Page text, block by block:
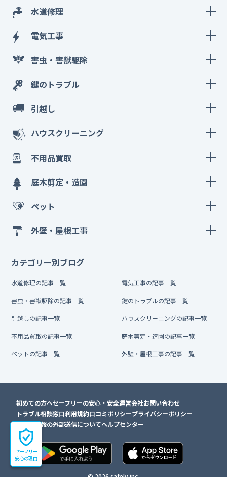
セーフリー
安心の理由
水道修理
電気工事
害虫・害獣駆除
鍵のトラブル
引越し
ハウスクリーニング
不用品買取
庭木剪定・造園
ペット
外壁・屋根工事
カテゴリー別ブログ
水道修理の記事一覧 電気工事の記事一覧
害虫・害獣駆除の記事一覧 鍵のトラブルの記事一覧
引越しの記事一覧 ハウスクリーニングの記事一覧
不用品買取の記事一覧 庭木剪定・造園の記事一覧
ペットの記事一覧 外壁・屋根工事の記事一覧
初めての方へセーフリーの安心・安全運営会社お問い合わせ
トラブル相談窓口利用規約口コミポリシープライバシーポリシー
利用者情報の外部送信についてヘルプセンター